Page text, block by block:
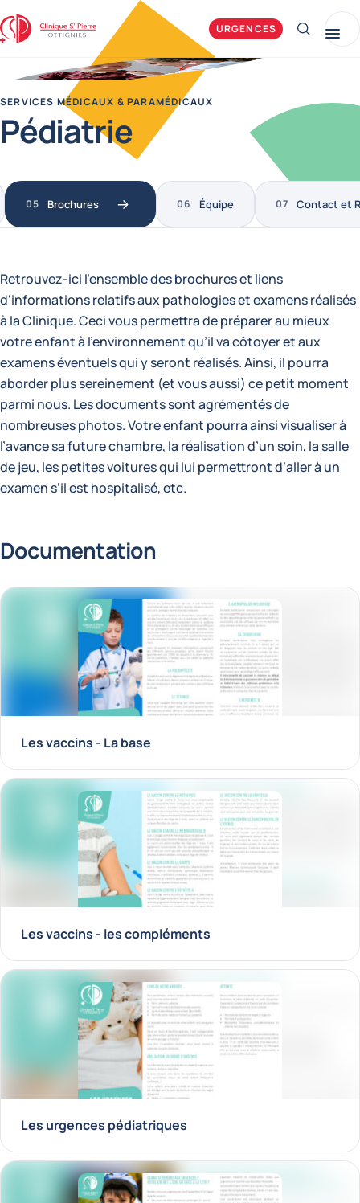
Clinique Saint-Pierre Ottignies URGENCES Afficher
SERVICES MÉDICAUX & PARAMÉDICAUX
Pédiatrie
Brochures Équipe Contact et
Retrouvez-ici l'ensemble des brochures et liens
d'informations relatifs aux pathologies et examens réalisés
à la Clinique. Ceci vous permettra de préparer au mieux
votre enfant à l’environnement qu’il va côtoyer et aux
examens éventuels qui y seront réalisés. Ainsi, il pourra
aborder plus sereinement (et vous aussi) ce petit moment
parmi nous. Les documents sont agrémentés de
nombreuses photos. Votre enfant pourra ainsi visualiser à
l’avance sa future chambre, la réalisation d’un soin, la salle
de jeu, les petites voitures qui lui permettront d’aller à un
examen s’il est hospitalisé, etc.
Documentation
Les vaccins - La base
Les vaccins - les compléments
Les urgences pédiatriques